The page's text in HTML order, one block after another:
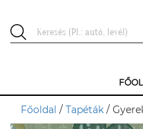
Főoldal / Tapéták /